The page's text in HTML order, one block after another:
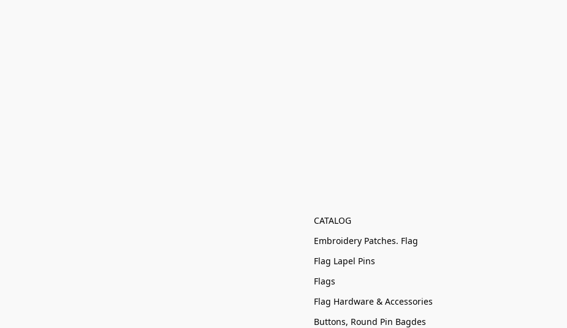
CATALOG
Embroidery Patches. Flag
Flag Lapel Pins
Flags
Flag Hardware & Accessories
Buttons, Round Pin Bagdes